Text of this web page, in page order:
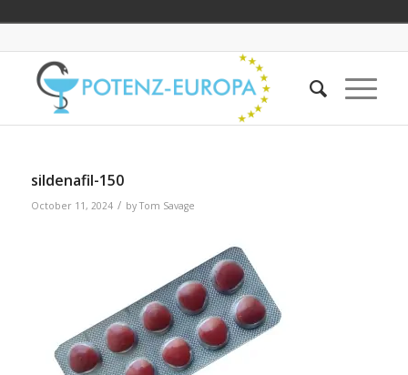
sildenafil-150
October 11, 2024 / byTom Savage